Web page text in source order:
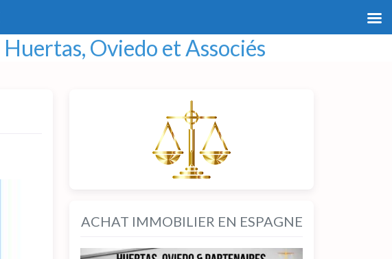
Huertas, Oviedo et Associés
ACHAT IMMOBILIER EN ESPAGNE